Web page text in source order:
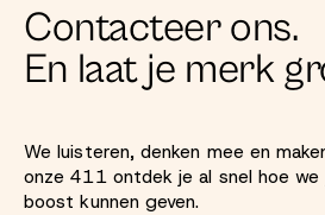
Contacteer ons.
En laat je merk
We luisteren, denken mee en
onze 411 ontdek je al snel hoe
boost kunnen geven.